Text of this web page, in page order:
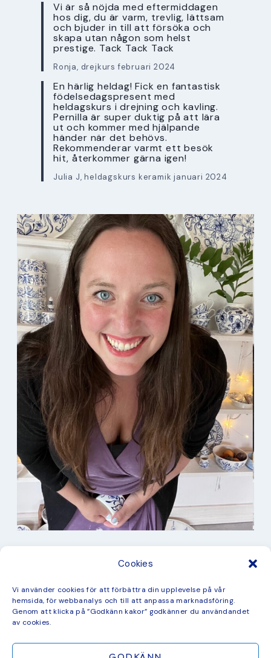
Cookies
Vi använder cookies för att förbättra din upplevelse på vår
hemsida, för webbanalys och till att anpassa marknadsföring.
Genom att klicka på ”Godkänn kakor” godkänner du användandet
av cookies.
Vi är så nöjda med eftermiddagen
hos dig, du är varm, trevlig, lättsam
och bjuder in till att försöka och
skapa utan någon som helst
prestige. Tack Tack Tack
Ronja, drejkurs februari 2024
En härlig heldag! Fick en fantastisk
födelsedagspresent med
heldagskurs i drejning och kavling.
Pernilla är super duktig på att lära
ut och kommer med hjälpande
händer när det behövs.
Rekommenderar varmt ett besök
hit, återkommer gärna igen!
Julia J, heldagskurs keramik januari 2024
Kurser
Måleri
mina favorit recept
Mönster